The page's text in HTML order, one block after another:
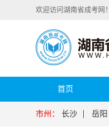
欢迎访问湖南省成考网！
首页
市州： 长沙 岳阳